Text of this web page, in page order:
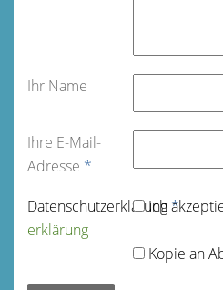
Ihr Name
Ihre E-Mail-
Adresse *
Datenschutz­erklärung*
Ich
erklärung
Kopie an